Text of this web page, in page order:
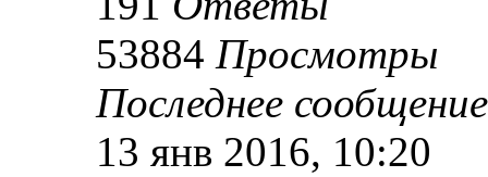
53884 Просмотры
Последнее
13 янв 2016, 10:20